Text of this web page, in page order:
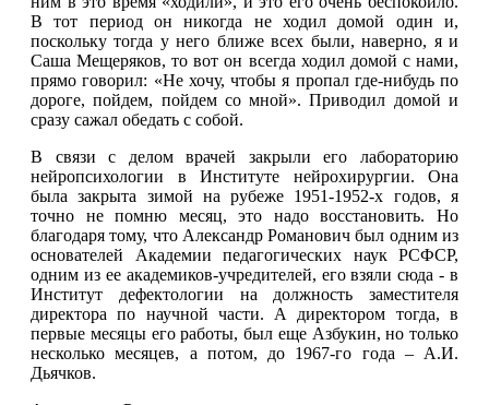
В тот период он никогда не ходил домой один и,
поскольку тогда у него ближе всех были, наверно, я и
Саша Мещеряков, то вот он всегда ходил домой с нами,
прямо говорил: «Не хочу, чтобы я пропал где-нибудь по
дороге, пойдем, пойдем со мной». Приводил домой и
сразу сажал обедать с собой.
В связи с делом врачей закрыли его лабораторию
нейропсихологии в Институте нейрохирургии. Она
была закрыта зимой на рубеже 1951-1952-х годов, я
точно не помню месяц, это надо восстановить. Но
благодаря тому, что Александр Романович был одним из
основателей Академии педагогических наук РСФСР,
одним из ее академиков-учредителей, его взяли сюда - в
Институт дефектологии на должность заместителя
директора по научной части. А директором тогда, в
первые месяцы его работы, был еще Азбукин, но только
несколько месяцев, а потом, до 1967-го года – А.И.
Дьячков.